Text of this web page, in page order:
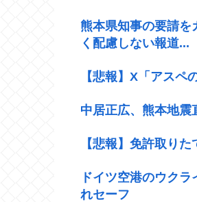
熊本県知事の要請
く配慮しない報道...
【悲報】X「アスペ
中居正広、熊本地震
【悲報】免許取り
ドイツ空港のウク
れセーフ